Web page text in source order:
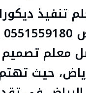
تنفيذ
معلم تصميم
حيث